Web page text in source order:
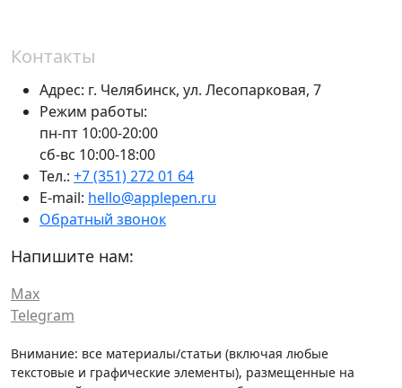
Контакты
Адрес: г. Челябинск, ул. Лесопарковая, 7
Режим работы:
пн-пт 10:00-20:00
сб-вс 10:00-18:00
Тел.: +7 (351) 272 01 64
E-mail: hello@applepen.ru
Обратный звонок
Напишите нам:
Max
Telegram
Внимание: все материалы/статьи (включая любые
текстовые и графические элементы), размещенные на